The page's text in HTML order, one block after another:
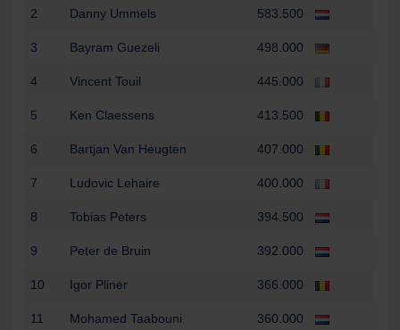
2 Danny Ummels 583.500
3 Bayram Guezeli 498.000
4 Vincent Touil 445.000
5 Ken Claessens 413.500
6 Bartjan Van Heugten 407.000
7 Ludovic Lehaire 400.000
8 Tobias Peters 394.500
9 Peter de Bruin 392.000
10 Igor Pliner 366.000
11 Mohamed Taabouni 360.000